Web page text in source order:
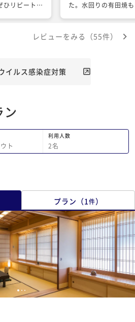
ひリピートし
た。水回りの有田焼
伺ったため、食べら
大変美味しく、量が
レビューをみる（55件）
イルス感染症対策
ン
ト
利用人数
2名
プラン （1 件）
1 2 3